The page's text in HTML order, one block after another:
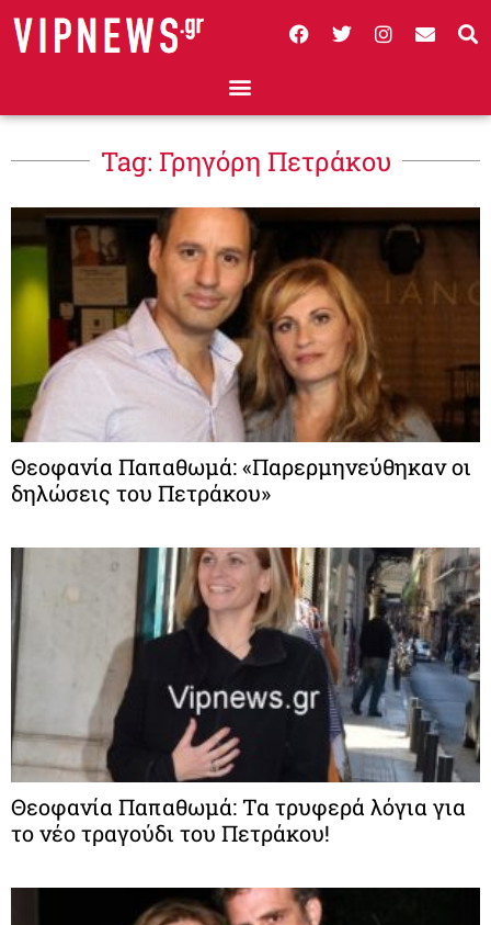
Tag: Γρηγόρη Πετράκου
Θεοφανία Παπαθωμά: «Παρερμηνεύθηκαν οι
δηλώσεις του Πετράκου»
Θεοφανία Παπαθωμά: Τα τρυφερά λόγια για
το νέο τραγούδι του Πετράκου!